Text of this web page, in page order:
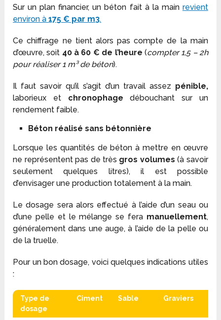
Sur un plan financier, un béton fait à la main revient
environ à175 € par m3.
Ce chiffrage ne tient alors pas compte de la main
d’œuvre, soit 40 à 60 € de l’heure (compter 1,5 – 2h
pour réaliser 1 m³ de béton).
Il faut savoir qu’il s’agit d’un travail assez pénible,
laborieux et chronophage débouchant sur un
rendement faible.
Béton réalisé sans bétonnière
Lorsque les quantités de béton à mettre en œuvre
ne représentent pas de très gros volumes (à savoir
seulement quelques litres), il est possible
d’envisager une production totalement à la main.
Le dosage sera alors effectué à l’aide d’un seau ou
d’une pelle et le mélange se fera manuellement,
généralement dans une auge, à l’aide de la pelle ou
de la truelle.
Pour un bon dosage, voici quelques indications utiles
:
Type de
dosage
Ciment Sable Graviers